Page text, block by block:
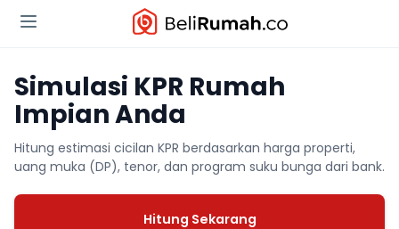
Simulasi KPR Rumah
Impian Anda
Hitung estimasi cicilan KPR berdasarkan harga properti,
uang muka (DP), tenor, dan program suku bunga dari bank.
Hitung Sekarang